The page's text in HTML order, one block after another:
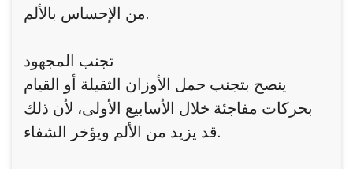
من الإحساس بالألم.
تجنب المجهود
ينصح بتجنب حمل الأوزان الثقيلة أو القيام
بحركات مفاجئة خلال الأسابيع الأولى، لأن ذلك
قد يزيد من الألم ويؤخر الشفاء.